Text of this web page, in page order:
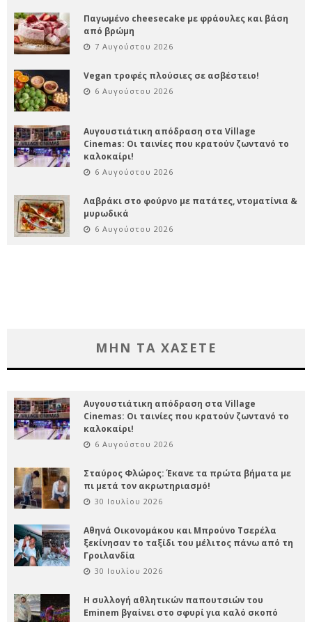
Παγωμένο cheesecake με φράουλες και βάση
από βρώμη
7 Αυγούστου 2026
Vegan τροφές πλούσιες σε ασβέστειο!
6 Αυγούστου 2026
Αυγουστιάτικη απόδραση στα Village
Cinemas: Οι ταινίες που κρατούν ζωντανό το
καλοκαίρι!
6 Αυγούστου 2026
Λαβράκι στο φούρνο με πατάτες, ντοματίνια &
μυρωδικά
6 Αυγούστου 2026
ΜΗΝ ΤΑ ΧΑΣΕΤΕ
Αυγουστιάτικη απόδραση στα Village
Cinemas: Οι ταινίες που κρατούν ζωντανό το
καλοκαίρι!
6 Αυγούστου 2026
Σταύρος Φλώρος: Έκανε τα πρώτα βήματα με
πι μετά τον ακρωτηριασμό!
30 Ιουλίου 2026
Αθηνά Οικονομάκου και Μπρούνο Τσερέλα
ξεκίνησαν το ταξίδι του μέλιτος πάνω από τη
Γροιλανδία
30 Ιουλίου 2026
Η συλλογή αθλητικών παπουτσιών του
Eminem βγαίνει στο σφυρί για καλό σκοπό